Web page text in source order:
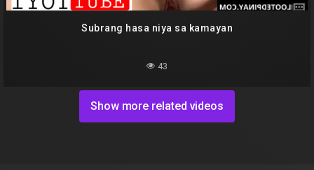
Subrang hasa niya sa kamayan
43
Show more related videos